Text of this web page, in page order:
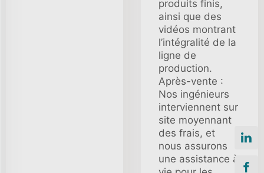
produits finis,
ainsi que des
vidéos montrant
l’intégralité de la
ligne de
production.
Après-vente :
Nos ingénieurs
interviennent sur
site moyennant
des frais, et
nous assurons
une assistance à